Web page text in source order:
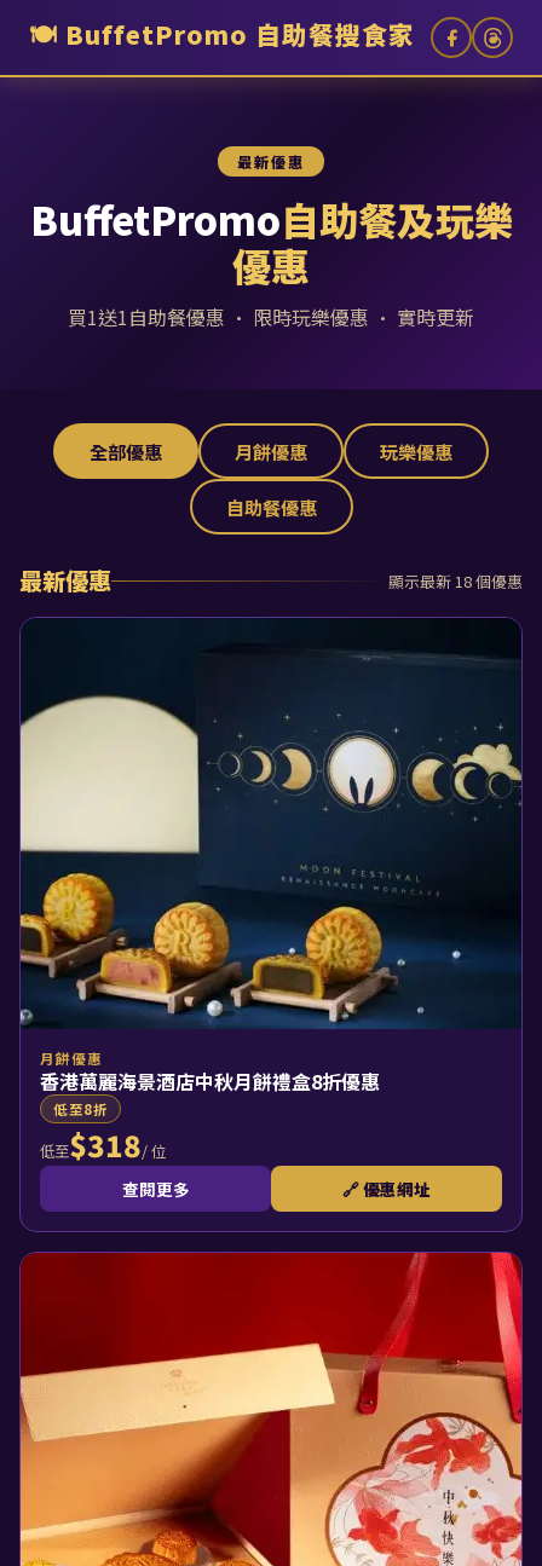
🍽️ BuffetPromo 自助餐搜食家
最新優惠
BuffetPromo自助餐及玩樂
優惠
買1送1自助餐優惠 · 限時玩樂優惠 · 實時更新
全部優惠 月餅優惠 玩樂優惠
自助餐優惠
最新優惠 顯示最新 18 個優惠
月餅優惠
香港萬麗海景酒店中秋月餅禮盒8折優惠
低至8折
低至$318/ 位
查閱更多 🔗 優惠網址